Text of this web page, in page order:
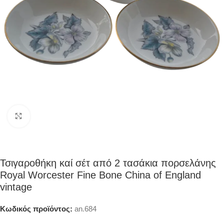
Τσιγαροθήκη καί σέτ από 2 τασάκια πορσελάνης
Royal Worcester Fine Bone China of England
vintage
Κωδικός προϊόντος: an.684